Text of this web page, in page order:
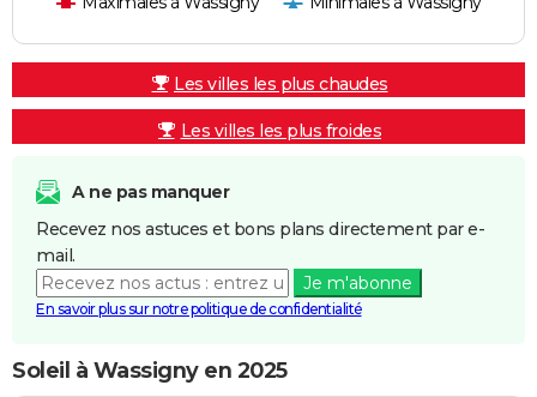
Les villes les plus chaudes
Les villes les plus froides
A ne pas manquer
Recevez nos astuces et bons plans directement par e-
mail.
Je m'abonne
En savoir plus sur notre politique de confidentialité
Soleil à Wassigny en 2025